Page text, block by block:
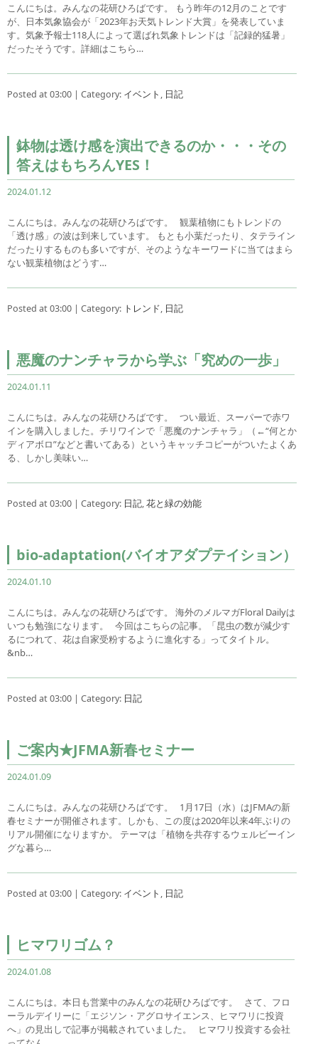
こんにちは。みんなの花研ひろばです。 もう昨年の12月のことです
が、日本気象協会が「2023年お天気トレンド大賞」を発表していま
す。気象予報士118人によって選ばれ気象トレンドは「記録的猛暑」
だったそうです。詳細はこちら…
Posted at 03:00 | Category: イベント , 日記
鉢物は透け感を演出できるのか・・・その
答えはもちろんYES！
2024.01.12
こんにちは。みんなの花研ひろばです。 観葉植物にもトレンドの
「透け感」の波は到来しています。 もとも小葉だったり、タテライン
だったりするものも多いですが、そのようなキーワードに当てはまら
ない観葉植物はどうす…
Posted at 03:00 | Category: トレンド, 日記
悪魔のナンチャラから学ぶ「究めの一歩」
2024.01.11
こんにちは。みんなの花研ひろばです。 つい最近、スーパーで赤ワ
インを購入しました。チリワインで「悪魔のナンチャラ」（←“何とか
ディアボロ”などと書いてある）というキャッチコピーがついたよくあ
る、しかし美味い…
Posted at 03:00 | Category: 日記,花と緑の効能
bio-adaptation(バイオアダプテイション）
2024.01.10
こんにちは。みんなの花研ひろばです。 海外のメルマガFloral Dailyは
いつも勉強になります。 今回はこちらの記事。「昆虫の数が減少す
るにつれて、花は自家受粉するように進化する」ってタイトル。
&nb…
Posted at 03:00 | Category: 日記
ご案内★JFMA新春セミナー
2024.01.09
こんにちは。みんなの花研ひろばです。 1月17日（水）はJFMAの新
春セミナーが開催されます。しかも、この度は2020年以来4年ぶりの
リアル開催になりますか。 テーマは「植物を共存するウェルビーイン
グな暮ら…
Posted at 03:00 | Category: イベント , 日記
ヒマワリゴム？
2024.01.08
こんにちは。本日も営業中のみんなの花研ひろばです。 さて、フロ
ーラルデイリーに「エジソン・アグロサイエンス、ヒマワリに投資
へ」の見出しで記事が掲載されていました。 ヒマワリ投資する会社